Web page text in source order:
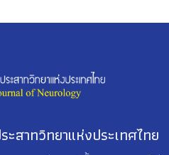
ะสาทวิทยาแห่งประเทศไทย